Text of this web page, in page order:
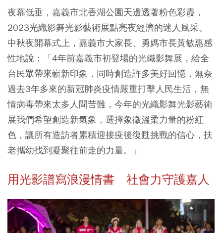
夜幕低垂，嘉義市北香湖公園天邊透著粉色彩霞，
2023光織影舞光影藝術展點亮夜經濟的迷人風采。
中秋夜開幕式上，嘉義市大家長、勇媽市長黃敏惠感
性地說：「4年前嘉義市初登場的光織影舞展，給全
台民眾帶來嶄新印象，同時創造許多美好回憶，無奈
過去3年多來的新冠肺炎疫情嚴重打擊人民生活，無
情病毒帶來太多人間苦難，今年的光織影舞光影藝術
展我們希望創造新氣象，選擇象徵溫柔力量的粉紅
色，讓所有造訪者累積迎接疫後復甦挑戰的信心，扶
老攜幼找到凝聚往前走的力量。」
用光影譜寫浪漫情書 社會力守護嘉人